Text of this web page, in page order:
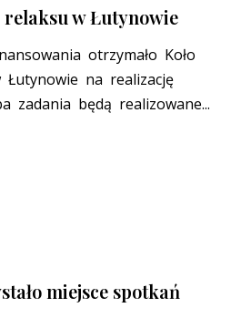
w Łutynowie
otrzymało Koło
Łutynowie na realizację
zadania będą realizowane...
miejsce spotkań